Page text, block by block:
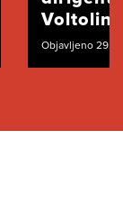
Objavljeno 29.